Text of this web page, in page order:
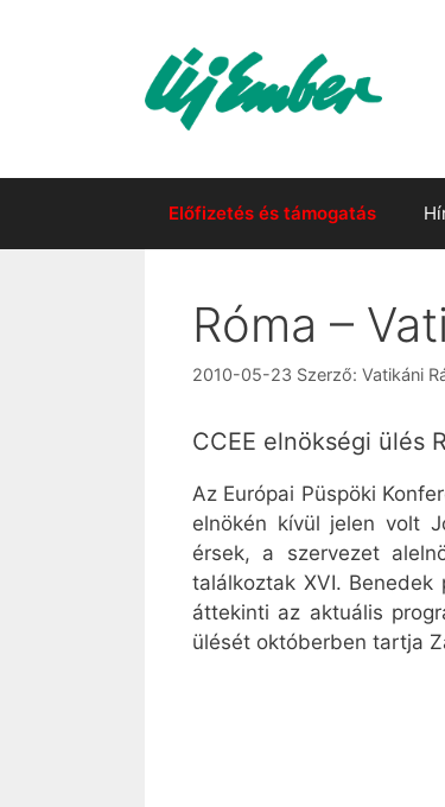
Előfizetés és támogatás
Róma –
2010-05-23 Szerző: Vatikáni
CCEE elnökségi ülés
Az Európai Püspöki
elnökén kívül jelen volt
érsek, a szervezet
találkoztak XVI.
áttekinti az aktuális
ülését októberben tartja